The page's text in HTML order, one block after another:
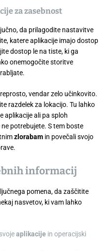
za zasebnost
da prilagodite nastavitve
katere aplikacije imajo dostop
dostop le na tiste, ki ga
onemogočite storitve
vendar zelo učinkovito.
razdelek za lokacijo. Tu lahko
aplikacije ali pa sploh
potrebujete. S tem boste
zlorabam in povečali svojo
informacij
pomena, da zaščitite
nasvetov, ki vam lahko
aplikacije in operacijski